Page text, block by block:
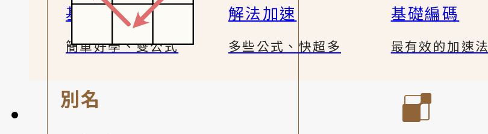
基礎解法
簡單好學、雙公式
解法加速
多些公式、快超多
基礎編碼
最有效的加速法
別名